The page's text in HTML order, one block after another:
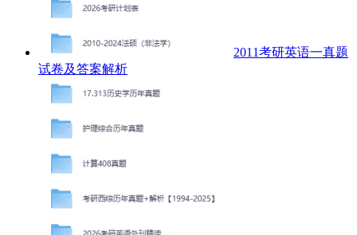
2011考研英语一真题
试卷及答案解析